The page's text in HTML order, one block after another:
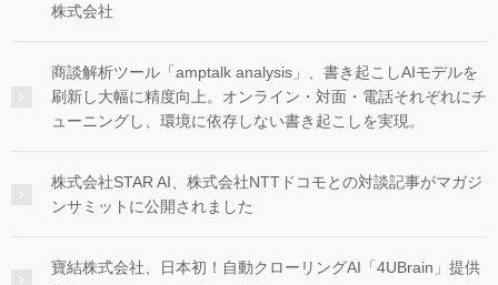
株式会社
商談解析ツール「amptalk analysis」、書き起こしAIモデルを
刷新し大幅に精度向上。オンライン・対面・電話それぞれにチ
ューニングし、環境に依存しない書き起こしを実現。
株式会社STAR AI、株式会社NTTドコモとの対談記事がマガジ
ンサミットに公開されました
寶結株式会社、日本初！自動クローリングAI「4UBrain」提供